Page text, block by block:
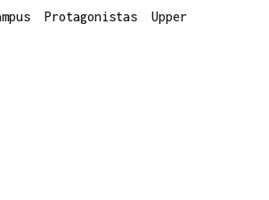
Protagonistas Upper